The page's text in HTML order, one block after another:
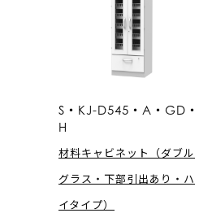
S・KJ-D545・A・GD・
H
材料キャビネット（ダブル
グラス・下部引出あり・ハ
イタイプ）